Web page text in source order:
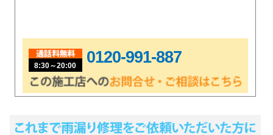
8:30～20:00 0120-991-887